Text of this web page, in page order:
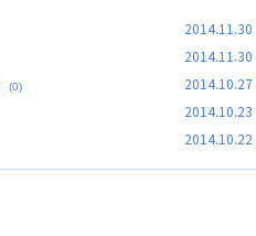
2014.11.30
2014.11.30
(0) 2014.10.27
2014.10.23
2014.10.22